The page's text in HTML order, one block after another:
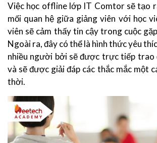
Việc học offline lớp IT Comtor sẽ tạo
mối quan hệ giữa giảng viên với học
viên sẽ cảm thấy tin cậy trong cuộc
Ngoài ra, đây có thể là hình thức yêu
nhiều người bởi sẽ được trực tiếp trao
và sẽ được giải đáp các thắc mắc một
thời.